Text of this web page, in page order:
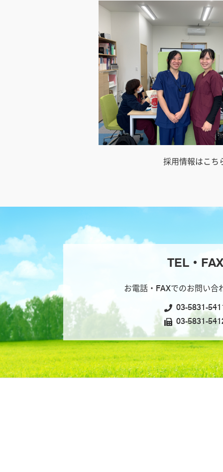
採用情報はこち
TEL・FAX
お電話・FAXでのお問い合
03-5831-
03-5831-